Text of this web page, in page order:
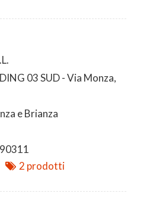
03 SUD - Via Monza,
e Brianza
2 prodotti